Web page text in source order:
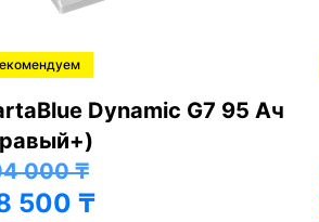
6СТ-90 АПЗ (левый+)
000₸
500₸